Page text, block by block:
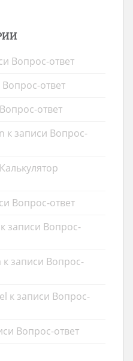
Вопрос-ответ
Вопрос-ответ
Вопрос-ответ
к записи Вопрос-
Калькулятор
Вопрос-ответ
к записи Вопрос-
к записи Вопрос-
к записи Вопрос-
Вопрос-ответ